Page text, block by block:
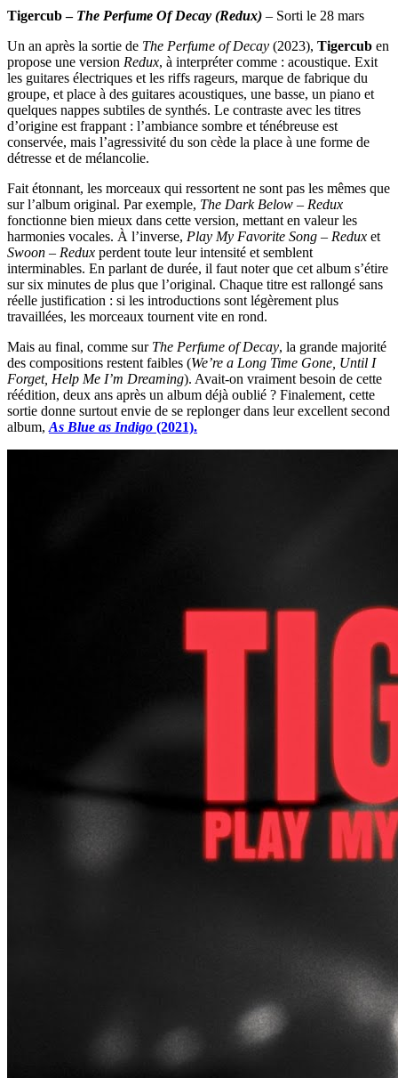
Tigercub – The Perfume Of Decay (Redux) – Sorti le 28 mars
Un an après la sortie de The Perfume of Decay (2023), Tigercub en
propose une version Redux, à interpréter comme : acoustique. Exit
les guitares électriques et les riffs rageurs, marque de fabrique du
groupe, et place à des guitares acoustiques, une basse, un piano et
quelques nappes subtiles de synthés. Le contraste avec les titres
d’origine est frappant : l’ambiance sombre et ténébreuse est
conservée, mais l’agressivité du son cède la place à une forme de
détresse et de mélancolie.
Fait étonnant, les morceaux qui ressortent ne sont pas les mêmes que
sur l’album original. Par exemple, The Dark Below – Redux
fonctionne bien mieux dans cette version, mettant en valeur les
harmonies vocales. À l’inverse, Play My Favorite Song – Redux et
Swoon – Redux perdent toute leur intensité et semblent
interminables. En parlant de durée, il faut noter que cet album s’étire
sur six minutes de plus que l’original. Chaque titre est rallongé sans
réelle justification : si les introductions sont légèrement plus
travaillées, les morceaux tournent vite en rond.
Mais au final, comme sur The Perfume of Decay, la grande majorité
des compositions restent faibles (We’re a Long Time Gone, Until I
Forget, Help Me I’m Dreaming). Avait-on vraiment besoin de cette
réédition, deux ans après un album déjà oublié ? Finalement, cette
sortie donne surtout envie de se replonger dans leur excellent second
album, As Blue as Indigo (2021).